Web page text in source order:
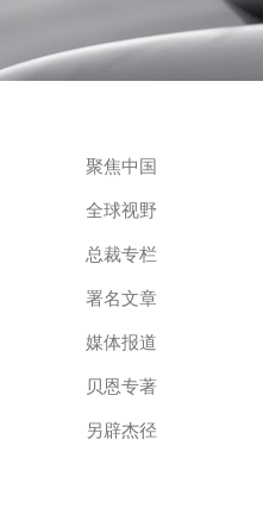
聚焦中国
全球视野
总裁专栏
署名文章
媒体报道
贝恩专著
另辟杰径